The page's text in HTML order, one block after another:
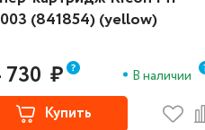
(841854) (yellow)
730 ₽ В наличии
Купить